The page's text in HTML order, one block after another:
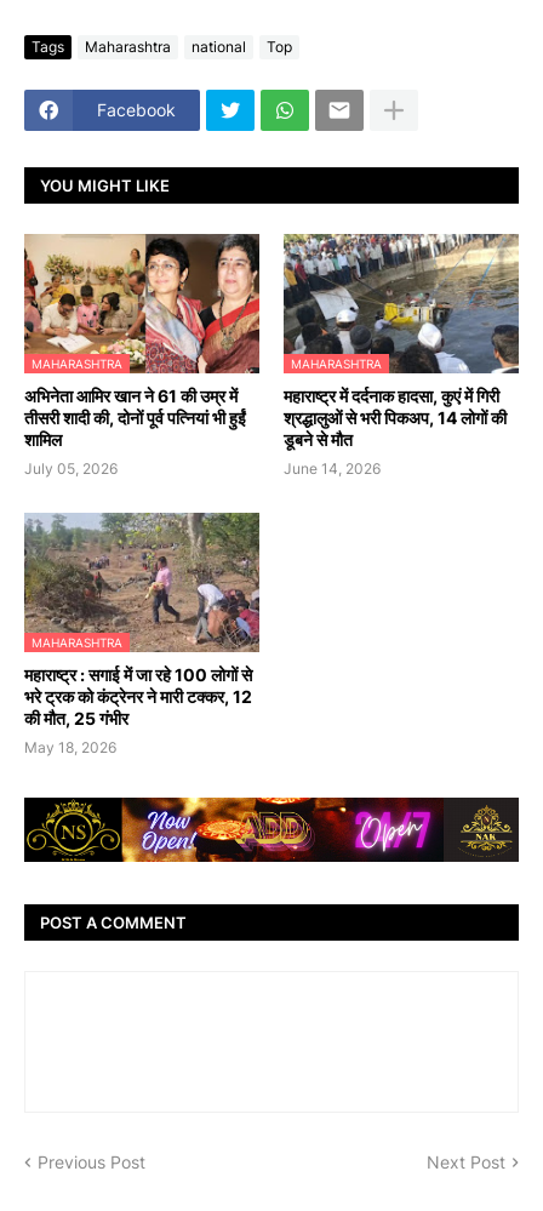
Tags Maharashtra national Top
Facebook
YOU MIGHT LIKE
MAHARASHTRA
अभिनेता आमिर खान ने 61 की उम्र में
तीसरी शादी की, दोनों पूर्व पत्नियां भी हुईं
शामिल
July 05, 2026
MAHARASHTRA
महाराष्ट्र में दर्दनाक हादसा, कुएं में गिरी
श्रद्धालुओं से भरी पिकअप, 14 लोगों की
डूबने से मौत
June 14, 2026
MAHARASHTRA
महाराष्ट्र : सगाई में जा रहे 100 लोगों से
भरे ट्रक को कंट्रेनर ने मारी टक्कर, 12
की मौत, 25 गंभीर
May 18, 2026
POST A COMMENT
Previous Post Next Post